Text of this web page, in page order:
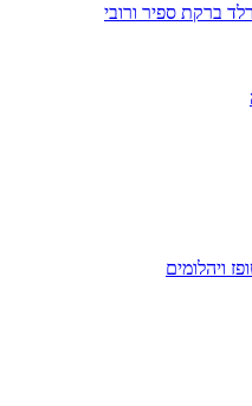
ברקת ספיר ורובי
ויהלומים